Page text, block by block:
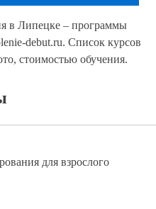
в Липецке – программы
debut.ru. Список курсов
стоимостью обучения.